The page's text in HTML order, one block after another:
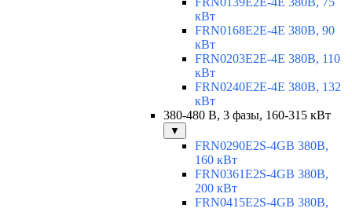
кВт
FRN0168E2E-4E 380В, 90
кВт
FRN0203E2E-4E 380В, 110
кВт
FRN0240E2E-4E 380В, 132
кВт
380-480 В, 3 фазы, 160-315 кВт
▼
FRN0290E2S-4GB 380В,
160 кВт
FRN0361E2S-4GB 380В,
200 кВт
FRN0415E2S-4GB 380В,